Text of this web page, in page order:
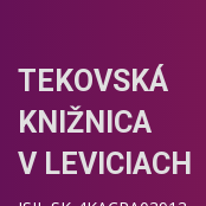
TEKOVSKÁ
KNIŽNICA
V LEVICIACH